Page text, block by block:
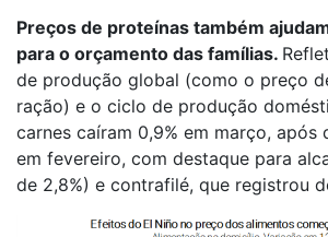
Preços de proteínas também
para o orçamento das famílias.
de produção global (como o preço
ração) e o ciclo de produção
carnes caíram 0,9% em março, após
em fevereiro, com destaque para
de 2,8%) e contrafilé, que registrou